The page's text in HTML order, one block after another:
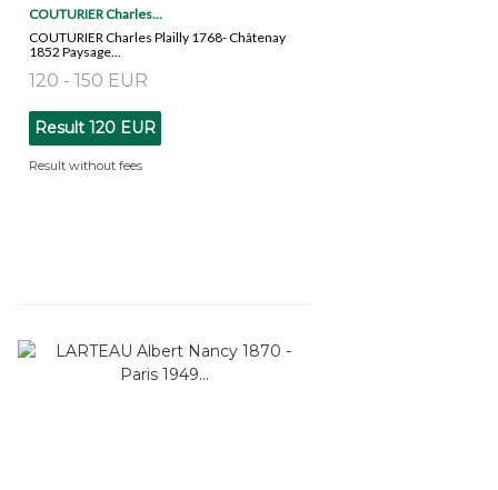
COUTURIER Charles...
COUTURIER Charles Plailly 1768- Châtenay
1852 Paysage...
120 - 150 EUR
Result 120 EUR
Result without fees